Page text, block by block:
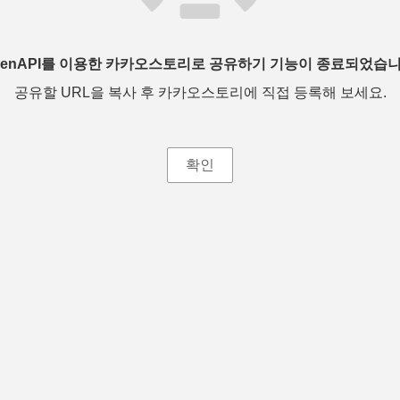
를 이용한 카카오스토리로 공유하기 기능이 종료되었습
공유할 URL을 복사 후 카카오스토리에 직접 등록해 보세요.
확인